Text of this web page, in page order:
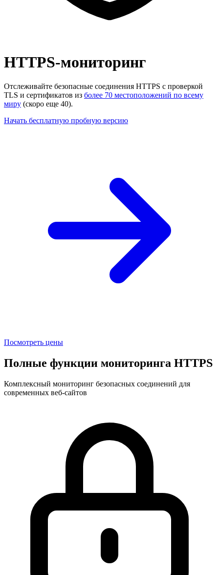
HTTPS-мониторинг
Отслеживайте безопасные соединения HTTPS с проверкой
TLS и сертификатов из более 70 местоположений по всему
миру (скоро еще 40).
Начать бесплатную пробную версию
Посмотреть цены
Полные функции мониторинга HTTPS
Комплексный мониторинг безопасных соединений для
современных веб-сайтов